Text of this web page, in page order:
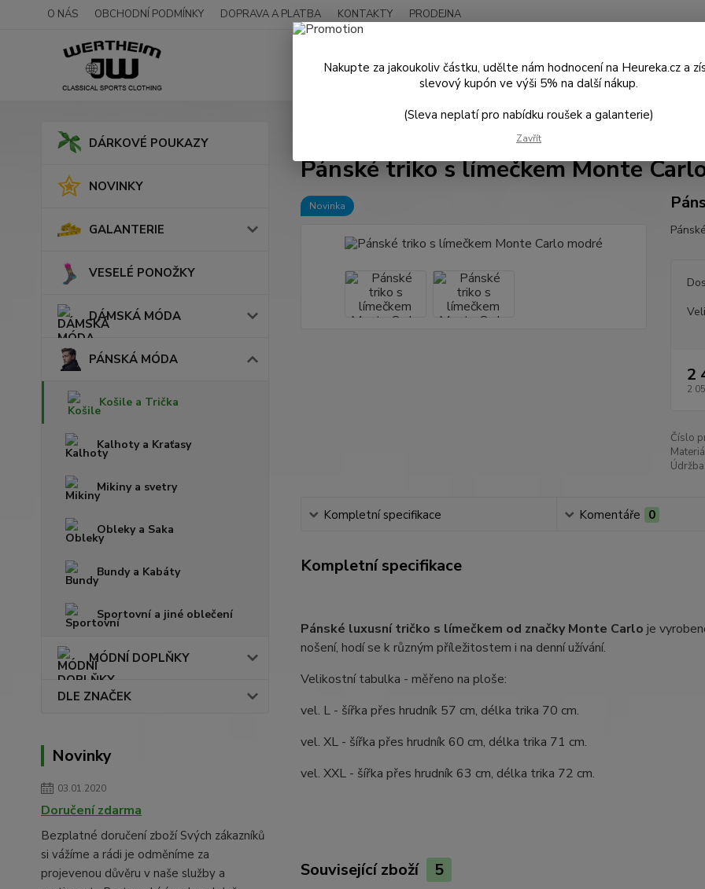
O NÁS OBCHODNÍ PODMÍNKY DOPRAVA A PLATBA KONTAKTY PRODEJNA
Hledat
DÁRKOVÉ POUKAZY
NOVINKY
GALANTERIE
VESELÉ PONOŽKY
DÁMSKÁ MÓDA
PÁNSKÁ MÓDA
Košile a Trička
Kalhoty a Kraťasy
Mikiny a svetry
Obleky a Saka
Bundy a Kabáty
Sportovní a jiné oblečení
MÓDNÍ DOPLŇKY
DLE ZNAČEK
Novinky
03.01.2020
Doručení zdarma
Bezplatné doručení zboží Svých zákazníků
si vážíme a rádi je odměníme za
projevenou důvěru v naše služby a
Pánské triko s límečkem Monte
Novinka
2
2
Číslo
Kompletní specifikace Komentáře 0
Kompletní specifikace
Pánské luxusní tričko s límečkem od značky Monte Carlo je
nošení, hodí se k různým příležitostem i na denní užívání.
Velikostní tabulka - měřeno na ploše:
vel. L - šířka přes hrudník 57 cm, délka trika 70 cm.
vel. XL - šířka přes hrudník 60 cm, délka trika 71 cm.
vel. XXL - šířka přes hrudník 63 cm, délka trika 72 cm.
Související zboží 5
Nakupte za jakoukoliv částku, udělte nám hodnocení na Heureka.cz a
slevový kupón ve výši 5% na další nákup.
(Sleva neplatí pro nabídku roušek a galanterie)
Zavřít